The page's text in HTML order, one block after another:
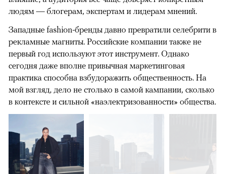
людям — блогерам, экспертам и лидерам мнений.
Западные fashion-бренды давно превратили селебрити в
рекламные магниты. Российские компании также не
первый год используют этот инструмент. Однако
сегодня даже вполне привычная маркетинговая
практика способна взбудоражить общественность. На
мой взгляд, дело не столько в самой кампании, сколько
в контексте и сильной «наэлектризованности» общества.